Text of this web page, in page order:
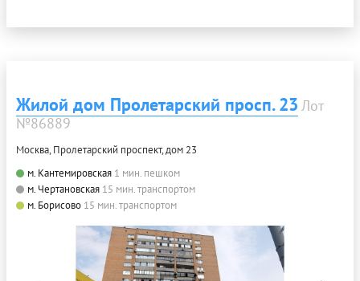
Жилой дом Пролетарский просп. 23 Лот
№86889
Москва, Пролетарский проспект, дом 23
м. Кантемировская 1 мин. пешком
м. Чертановская 15 мин. транспортом
м. Борисово 15 мин. транспортом